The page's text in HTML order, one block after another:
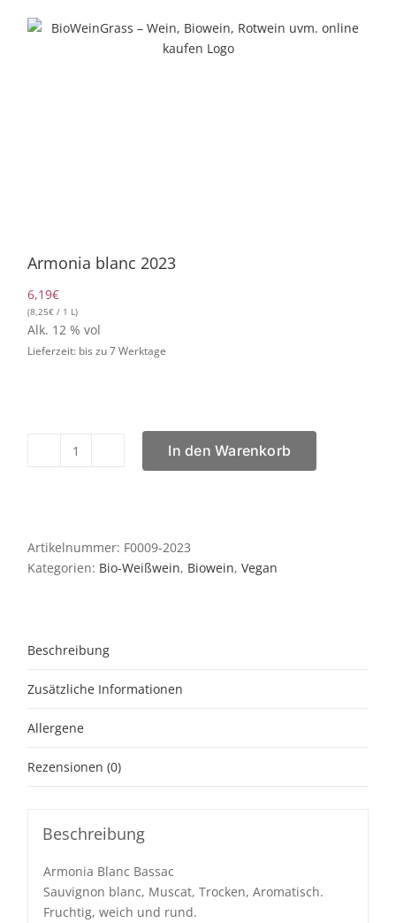
Inhalt
Armonia blanc 2023
6,19€
(8,25€ / 1 L)
Alk. 12 % vol
Lieferzeit: bis zu 7 Werktage
Armonia
In den Warenkorb
Artikelnummer: F0009-2023
Kategorien: Bio-Weißwein, Biowein,Vegan
Beschreibung
Zusätzliche Informationen
Allergene
Rezensionen (0)
Beschreibung
Armonia Blanc Bassac
Sauvignon blanc, Muscat, Trocken, Aromatisch.
Fruchtig, weich und rund.